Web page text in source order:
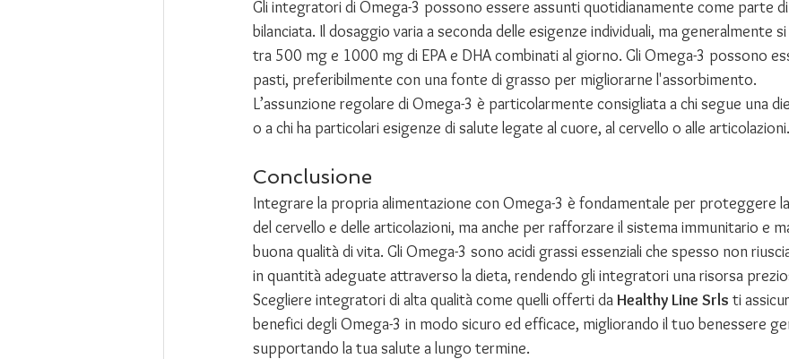
Gli integratori di Omega-3 possono essere assunti quotidianamente come parte
bilanciata. Il dosaggio varia a seconda delle esigenze individuali, ma generalmente
tra 500 mg e 1000 mg di EPA e DHA combinati al giorno. Gli Omega-3 possono
pasti, preferibilmente con una fonte di grasso per migliorarne l'assorbimento.
L’assunzione regolare di Omega-3 è particolarmente consigliata a chi segue una
o a chi ha particolari esigenze di salute legate al cuore, al cervello o alle articolazioni.
Conclusione
Integrare la propria alimentazione con Omega-3 è fondamentale per proteggere
del cervello e delle articolazioni, ma anche per rafforzare il sistema immunitario e
buona qualità di vita. Gli Omega-3 sono acidi grassi essenziali che spesso non
in quantità adeguate attraverso la dieta, rendendo gli integratori una risorsa
Scegliere integratori di alta qualità come quelli offerti da Healthy Line Srls ti
benefici degli Omega-3 in modo sicuro ed efficace, migliorando il tuo benessere
supportando la tua salute a lungo termine.